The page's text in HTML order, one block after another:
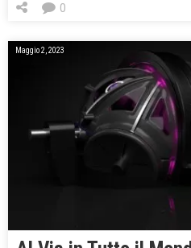
0
Maggio 2, 2023